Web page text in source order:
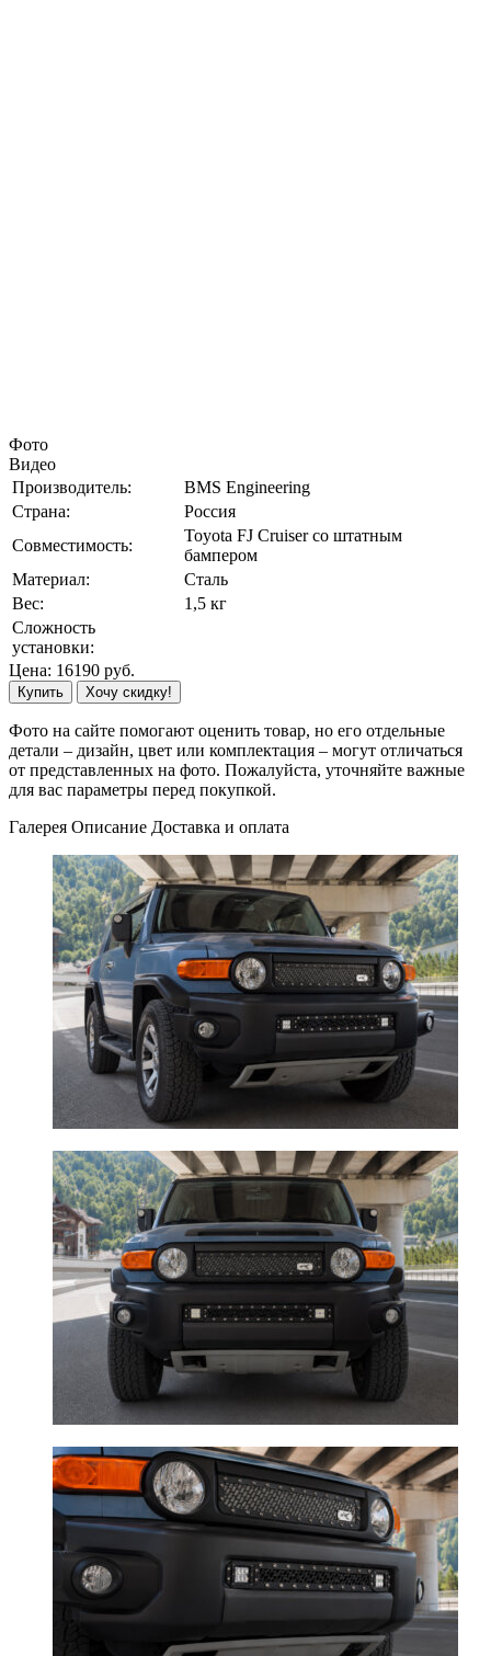
Фото
Видео
Производитель:
BMS Engineering
Страна:
Россия
Совместимость:
Toyota FJ Cruiser со штатным
бампером
Материал:
Сталь
Вес:
1,5 кг
Сложность
установки:
Цена: 16190 руб.
Купить Хочу скидку!
Фото на сайте помогают оценить товар, но его отдельные
детали – дизайн, цвет или комплектация – могут отличаться
от представленных на фото. Пожалуйста, уточняйте важные
для вас параметры перед покупкой.
Галерея Описание Доставка и оплата